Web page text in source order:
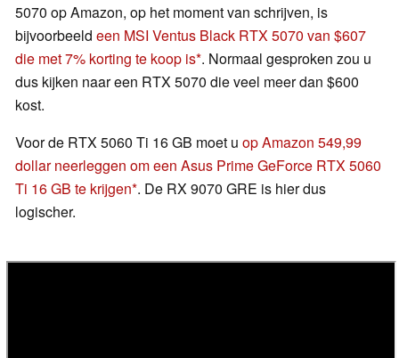
5070 op Amazon, op het moment van schrijven, is
bijvoorbeeld een MSI Ventus Black RTX 5070 van $607
die met 7% korting te koop is . Normaal gesproken zou u
dus kijken naar een RTX 5070 die veel meer dan $600
kost.
Voor de RTX 5060 Ti 16 GB moet u op Amazon 549,99
dollar neerleggen om een Asus Prime GeForce RTX 5060
Ti 16 GB te krijgen . De RX 9070 GRE is hier dus
logischer.